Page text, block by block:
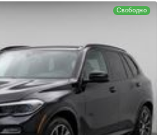
Свободно